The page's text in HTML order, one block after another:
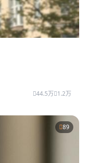
44.5万 1.2万
89